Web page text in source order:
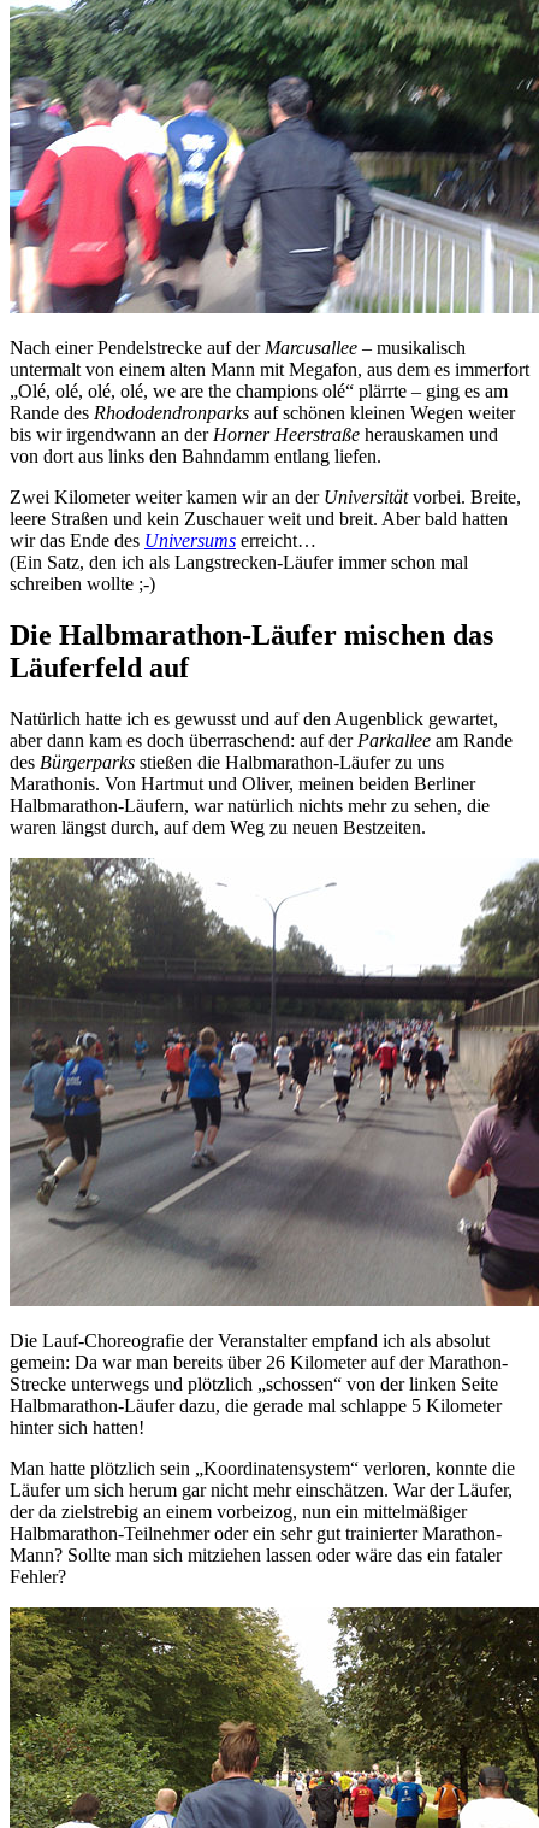
Nach einer Pendelstrecke auf der Marcusallee – musikalisch
untermalt von einem alten Mann mit Megafon, aus dem es immerfort
„Olé, olé, olé, olé, we are the champions olé“ plärrte – ging es am
Rande des Rhododendronparks auf schönen kleinen Wegen weiter
bis wir irgendwann an der Horner Heerstraße herauskamen und
von dort aus links den Bahndamm entlang liefen.
Zwei Kilometer weiter kamen wir an der Universitätvorbei. Breite,
leere Straßen und kein Zuschauer weit und breit. Aber bald hatten
wir das Ende des Universums erreicht…
(Ein Satz, den ich als Langstrecken-Läufer immer schon mal
schreiben wollte ;-)
Die Halbmarathon-Läufer mischen das
Läuferfeld auf
Natürlich hatte ich es gewusst und auf den Augenblick gewartet,
aber dann kam es doch überraschend: auf der Parkallee am Rande
des Bürgerparks stießen die Halbmarathon-Läufer zu uns
Marathonis. Von Hartmut und Oliver, meinen beiden Berliner
Halbmarathon-Läufern, war natürlich nichts mehr zu sehen, die
waren längst durch, auf dem Weg zu neuen Bestzeiten.
Die Lauf-Choreografie der Veranstalter empfand ich als absolut
gemein: Da war man bereits über 26 Kilometer auf der Marathon-
Strecke unterwegs und plötzlich „schossen“ von der linken Seite
Halbmarathon-Läufer dazu, die gerade mal schlappe 5 Kilometer
hinter sich hatten!
Man hatte plötzlich sein „Koordinatensystem“ verloren, konnte die
Läufer um sich herum gar nicht mehr einschätzen. War der Läufer,
der da zielstrebig an einem vorbeizog, nun ein mittelmäßiger
Halbmarathon-Teilnehmer oder ein sehr gut trainierter Marathon-
Mann? Sollte man sich mitziehen lassen oder wäre das ein fataler
Fehler?